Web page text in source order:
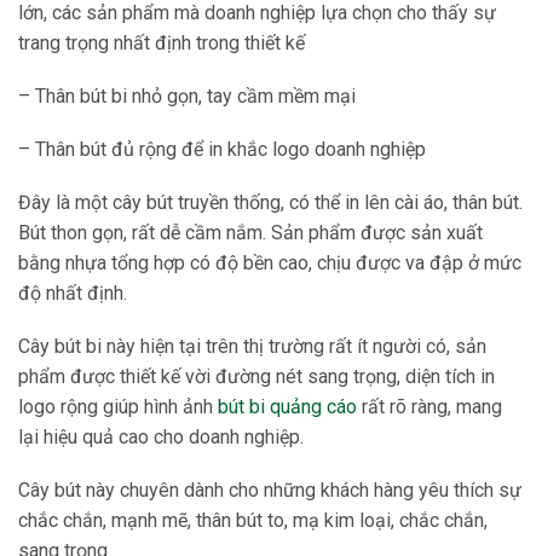
lớn, các sản phẩm mà doanh nghiệp lựa chọn cho thấy sự
trang trọng nhất định trong thiết kế
– Thân bút bi nhỏ gọn, tay cầm mềm mại
– Thân bút đủ rộng để in khắc logo doanh nghiệp
Đây là một cây bút truyền thống, có thể in lên cài áo, thân bút.
Bút thon gọn, rất dễ cầm nắm. Sản phẩm được sản xuất
bằng nhựa tổng hợp có độ bền cao, chịu được va đập ở mức
độ nhất định.
Cây bút bi này hiện tại trên thị trường rất ít người có, sản
phẩm được thiết kế vời đường nét sang trọng, diện tích in
logo rộng giúp hình ảnh bút bi quảng cáo rất rõ ràng, mang
lại hiệu quả cao cho doanh nghiệp.
Cây bút này chuyên dành cho những khách hàng yêu thích sự
chắc chắn, mạnh mẽ, thân bút to, mạ kim loại, chắc chắn,
sang trọng